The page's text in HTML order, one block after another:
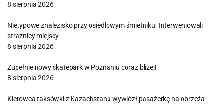
8 sierpnia 2026
Nietypowe znalezisko przy osiedlowym śmietniku. Interweniowali
strażnicy miejscy
8 sierpnia 2026
Zupełnie nowy skatepark w Poznaniu coraz bliżej!
8 sierpnia 2026
Kierowca taksówki z Kazachstanu wywiózł pasażerkę na obrzeża